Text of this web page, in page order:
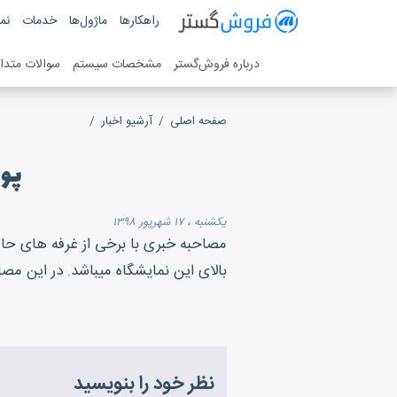
فروش گستر
راهکارها ماژول‌ها خدمات
درباره فروش‌گستر مشخصات سیستم سوالات
صفحه اصلی آرشیو اخبار
یکشنبه ، ۱۷ شهریور ۱۳۹۸
مصاحبه خبری با برخی از غرفه های
بالای این نمایشگاه میباشد. در این
نظر خود را بنویسید